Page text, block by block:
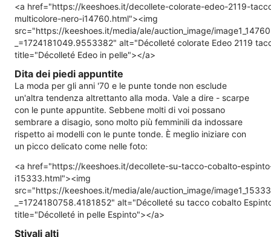
<a href="https://keeshoes.it/decollete-colorate-edeo-2119-
multicolore-nero-i14760.html"><img
src="https://keeshoes.it/media/ale/auction_image/
_=1724181049.9553382" alt="Décolleté colorate Edeo 2119
title="Décolleté Edeo in pelle"></a>
Dita dei piedi appuntite
La moda per gli anni '70 e le punte tonde non esclude
un'altra tendenza altrettanto alla moda. Vale a dire - scarpe
con le punte appuntite. Sebbene molti di voi possano
sembrare a disagio, sono molto più femminili da indossare
rispetto ai modelli con le punte tonde. È meglio iniziare con
un picco delicato come nelle foto:
<a href="https://keeshoes.it/decollete-su-tacco-cobalto-
i15333.html"><img
src="https://keeshoes.it/media/ale/auction_image/
_=1724180758.4181852" alt="Décolleté su tacco cobalto
title="Décolleté in pelle Espinto"></a>
Stivali alti